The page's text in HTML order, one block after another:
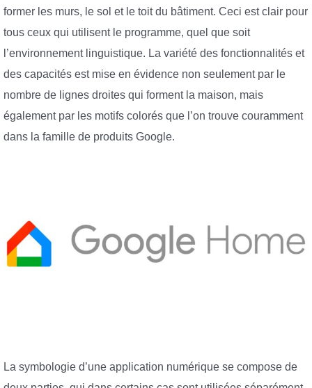
former les murs, le sol et le toit du bâtiment. Ceci est clair pour
tous ceux qui utilisent le programme, quel que soit
l’environnement linguistique. La variété des fonctionnalités et
des capacités est mise en évidence non seulement par le
nombre de lignes droites qui forment la maison, mais
également par les motifs colorés que l’on trouve couramment
dans la famille de produits Google.
La symbologie d’une application numérique se compose de